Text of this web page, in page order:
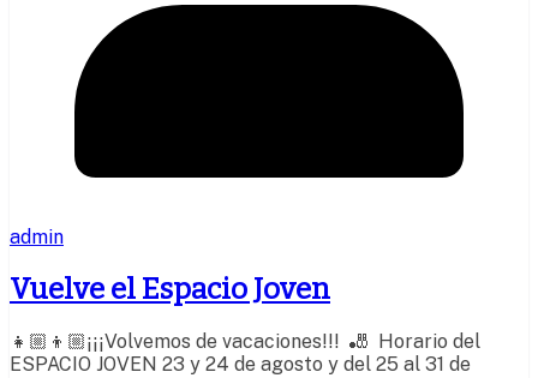
admin
Vuelve el Espacio Joven
👧🏼👦🏼¡¡¡Volvemos de vacaciones!!! 🎳 Horario del
ESPACIO JOVEN 23 y 24 de agosto y del 25 al 31 de